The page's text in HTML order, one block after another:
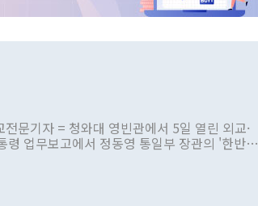
문기자 = 청와대 영빈관에서 5일 열린 외교·
령 업무보고에서 정동영 통일부 장관의 '한반도
거치지 않은 사안을 정책으로 추진하겠다고 공